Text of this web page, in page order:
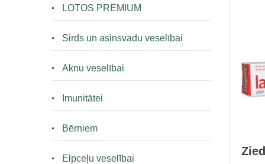
LOTOS PREMIUM
Sirds un asinsvadu veselībai
Aknu veselībai
Imunitātei
Bērniem
Elpceļu veselībai